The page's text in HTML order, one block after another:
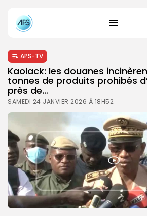
APS-TV
Kaolack: les douanes
tonnes de produits prohibés
près de…
SAMEDI 24 JANVIER 2026 À 18H52